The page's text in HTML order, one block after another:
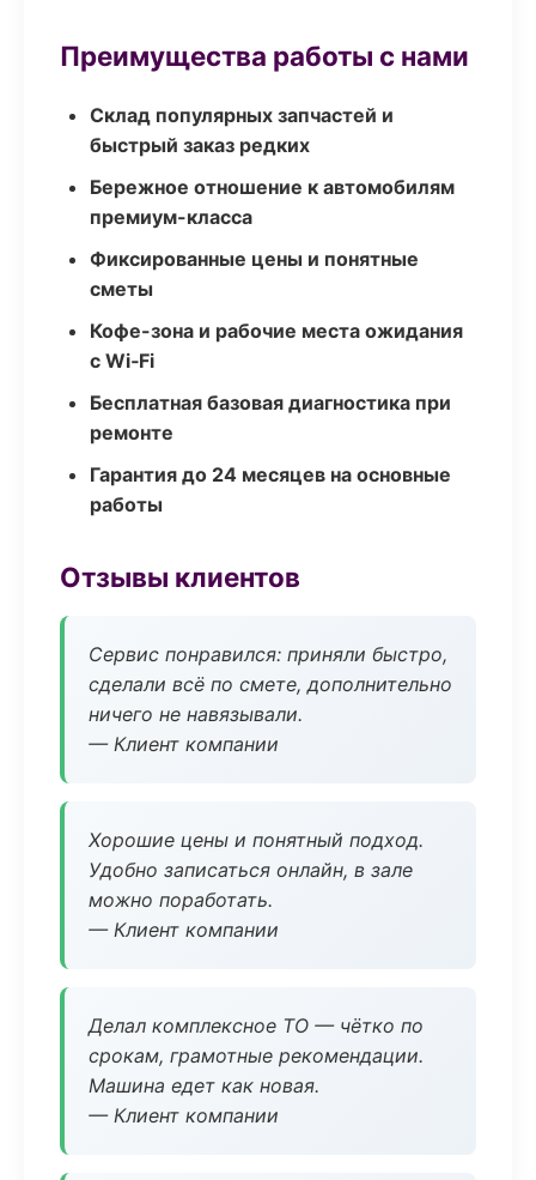
Преимущества работы с нами
Склад популярных запчастей и
быстрый заказ редких
Бережное отношение к автомобилям
премиум-класса
Фиксированные цены и понятные
сметы
Кофе-зона и рабочие места ожидания
с Wi‑Fi
Бесплатная базовая диагностика при
ремонте
Гарантия до 24 месяцев на основные
работы
Отзывы клиентов
Сервис понравился: приняли быстро,
сделали всё по смете, дополнительно
ничего не навязывали.
— Клиент компании
Хорошие цены и понятный подход.
Удобно записаться онлайн, в зале
можно поработать.
— Клиент компании
Делал комплексное ТО — чётко по
срокам, грамотные рекомендации.
Машина едет как новая.
— Клиент компании